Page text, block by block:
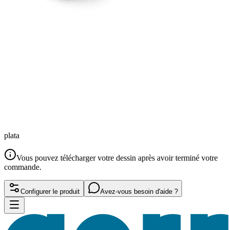
plata
Vous pouvez télécharger votre dessin après avoir terminé votre
commande.
Configurer le produit Avez-vous besoin d'aide ?